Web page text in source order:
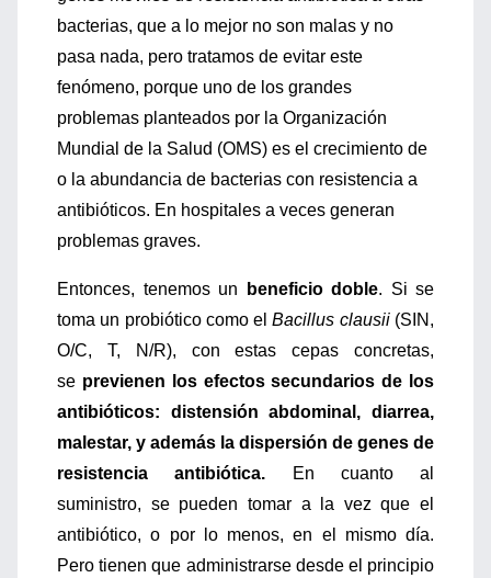
bacterias, que a lo mejor no son malas y no
pasa nada, pero tratamos de evitar este
fenómeno, porque uno de los grandes
problemas planteados por la Organización
Mundial de la Salud (OMS) es el crecimiento de
o la abundancia de bacterias con resistencia a
antibióticos. En hospitales a veces generan
problemas graves.
Entonces, tenemos un beneficio doble. Si se
toma un probiótico como elBacillus clausii (SIN,
O/C, T, N/R), con estas cepas concretas,
se previenen los efectos secundarios de los
antibióticos: distensión abdominal, diarrea,
malestar, y además la dispersión de genes de
resistencia antibiótica.
En cuanto al
suministro, se pueden tomar a la vez que el
antibiótico, o por lo menos, en el mismo día.
Pero tienen que administrarse desde el principio